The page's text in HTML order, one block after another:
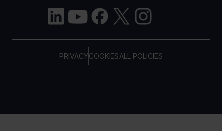
PRIVACYCOOKIESALL POLICIES